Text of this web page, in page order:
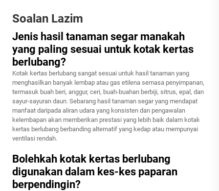
Soalan Lazim
Jenis hasil tanaman segar manakah
yang paling sesuai untuk kotak kertas
berlubang?
Kotak kertas berlubang sangat sesuai untuk hasil tanaman yang
menghasilkan banyak lembap atau gas etilena semasa penyimpanan,
termasuk buah beri, anggur, ceri, buah-buahan berbiji, sitrus, epal, dan
sayur-sayuran daun. Sebarang hasil tanaman segar yang mendapat
manfaat daripada aliran udara yang konsisten dan pengawalan
kelembapan akan memberikan prestasi yang lebih baik dalam kotak
kertas berlubang berbanding alternatif yang kedap atau mempunyai
ventilasi rendah.
Bolehkah kotak kertas berlubang
digunakan dalam kes-kes paparan
berpendingin?